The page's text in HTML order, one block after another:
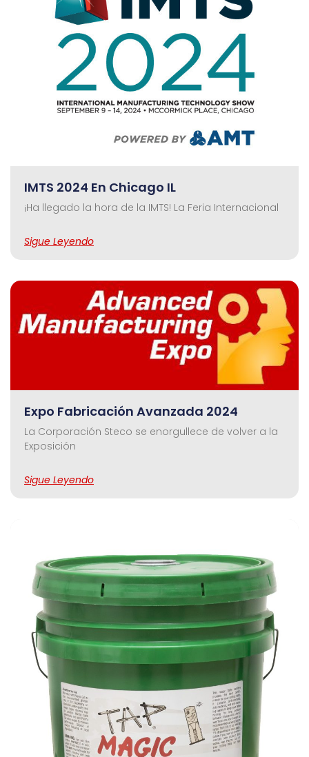
IMTS 2024 En Chicago IL
¡Ha llegado la hora de la IMTS! La Feria Internacional
Sigue Leyendo
Expo Fabricación Avanzada 2024
La Corporación Steco se enorgullece de volver a la
Exposición
Sigue Leyendo